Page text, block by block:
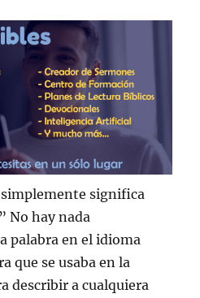
significa
No hay nada
palabra en el idioma
que se usaba en la
describir a cualquiera